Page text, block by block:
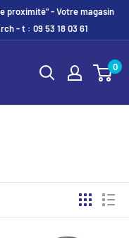
proximité" - Votre magasin
- t : 09 53 18 03 61
0